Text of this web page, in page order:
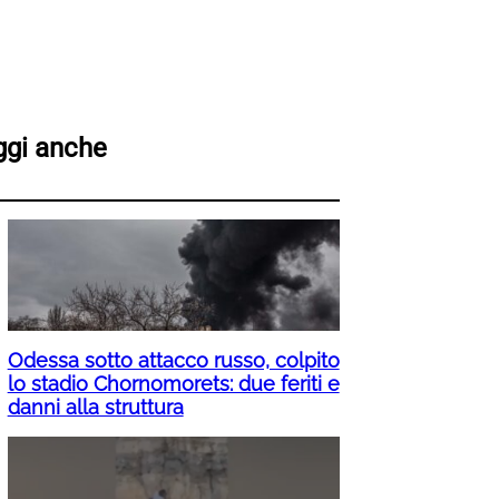
anche
Odessa sotto attacco russo, colpito
lo stadio Chornomorets: due feriti e
danni alla struttura